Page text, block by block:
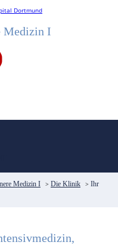
Medizin I
Notaufnahme 1843 –
Medizin I > Die Klinik > Ihr